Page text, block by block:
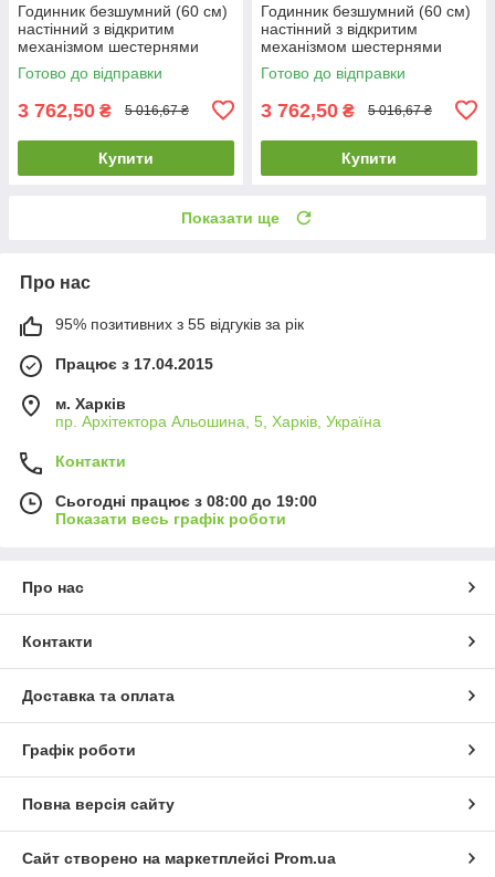
Годинник безшумний (60 см)
настінний з відкритим
механізмом шестернями
колещатками скелетон ретро
вінтаж під старину OV-0129
Готово до відправки
3 762,50 ₴ 5 016,67 ₴
Купити
Годинник безшумний (60 см)
настінний з відкритим
механізмом шестернями
колещатками скелетон ретро
вінтаж під старину OV-0131
Готово до відправки
3 762,50 ₴ 5 016,67 ₴
Купити
Показати ще
Про нас
95% позитивних з 55 відгуків за рік
Працює з 17.04.2015
м. Харків
пр. Архітектора Альошина, 5, Харків, Україна
Контакти
Сьогодні працює з 08:00 до 19:00
Показати весь графік роботи
Про нас
Контакти
Доставка та оплата
Графік роботи
Повна версія сайту
Сайт створено на маркетплейсі Prom.ua